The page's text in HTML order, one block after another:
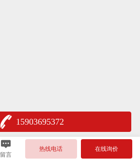
15903695372
留言
热线电话 在线询价